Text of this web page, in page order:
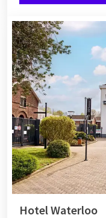
Hotel Waterloo